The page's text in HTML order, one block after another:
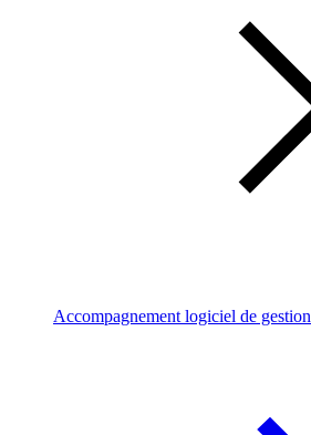
Accompagnement logiciel de gestion